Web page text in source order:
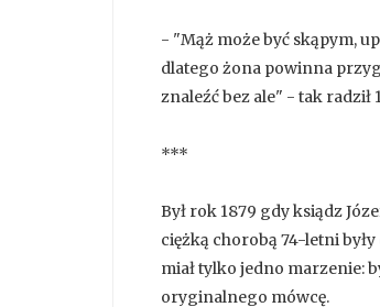
- "Mąż może być skąpym,
dlatego żona powinna
znaleźć bez ale" - tak
***
Był rok 1879 gdy ksiądz
ciężką chorobą 74-letni
miał tylko jedno marzenie:
oryginalnego mówcę.